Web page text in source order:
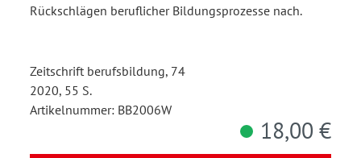
Rückschlägen beruflicher Bildungsprozesse nach.
Zeitschrift berufsbildung, 74
2020, 55 S.
Artikelnummer: BB2006W
18,00 €